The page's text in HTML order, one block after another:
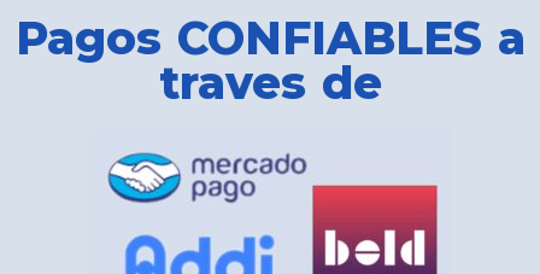
Pagos CONFIABLES a
traves de